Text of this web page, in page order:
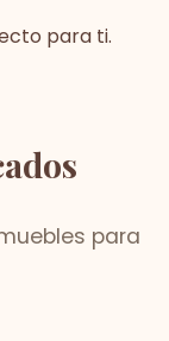
para ti.
para